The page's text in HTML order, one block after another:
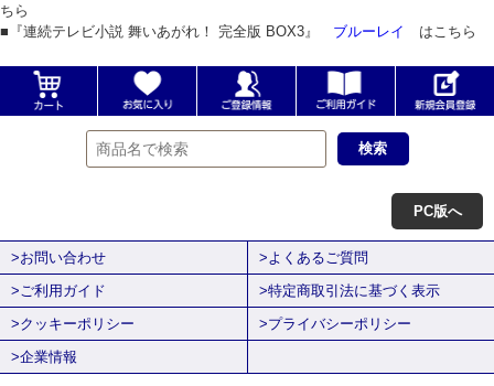
ちら
■『連続テレビ小説 舞いあがれ！ 完全版 BOX3』 ブルーレイ はこちら
PC版へ
>お問い合わせ
>よくあるご質問
>ご利用ガイド
>特定商取引法に基づく表示
>クッキーポリシー
>プライバシーポリシー
>企業情報